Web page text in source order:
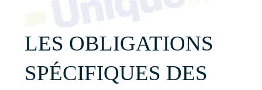
LES OBLIGATIONS
SPÉCIFIQUES DES